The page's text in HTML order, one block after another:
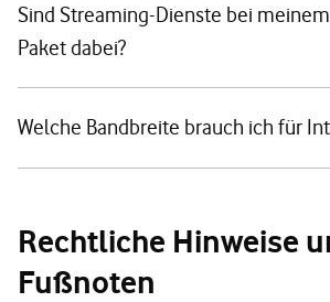
Sind Streaming-Dienste bei
Paket dabei?
Welche Bandbreite brauch ich für
Rechtliche Hinweise
Fußnoten